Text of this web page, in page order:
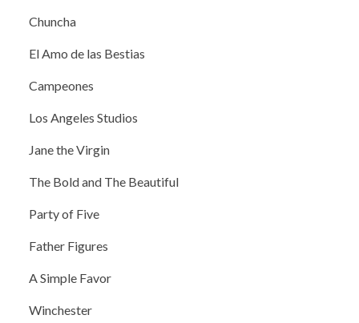
Chuncha
El Amo de las Bestias
Campeones
Los Angeles Studios
Jane the Virgin
The Bold and The Beautiful
Party of Five
Father Figures
A Simple Favor
Winchester